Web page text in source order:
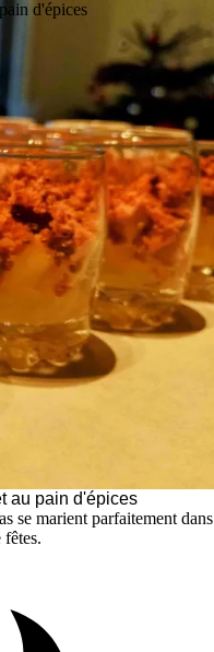
d'épices
au pain d'épices
se marient parfaitement dans
fêtes.